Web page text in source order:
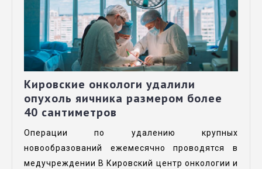
Кировские онкологи удалили
опухоль яичника размером более
40 сантиметров
Операции по удалению крупных
новообразований ежемесячно проводятся в
медучреждении В Кировский центр онкологии и